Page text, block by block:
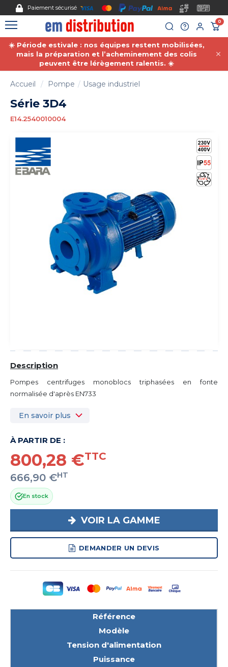
Paiement sécurisé
0
☀️ Période estivale : nos équipes restent mobilisées,
mais la préparation et l’acheminement des colis
peuvent être lérègement ralentis. ☀️
Accueil Pompe Usage industriel
Série 3D4
E14.2540010004
Description
Pompes centrifuges monoblocs triphasées en fonte
normalisée d'après EN733
En savoir plus
À PARTIR DE :
800,28 €TTC
666,90 €HT
En stock
VOIR LA GAMME
DEMANDER UN DEVIS
Référence
Modèle
Tension d'alimentation
Puissance
Gestion des cookies